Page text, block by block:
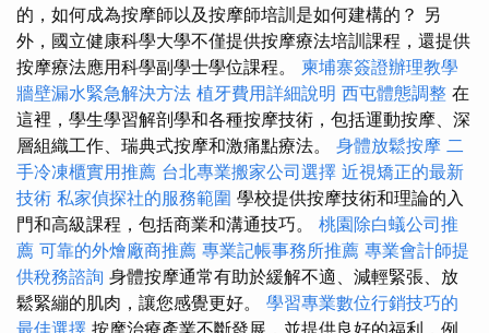
的，如何成為按摩師以及按摩師培訓是如何建構的？ 另
外，國立健康科學大學不僅提供按摩療法培訓課程，還提供
按摩療法應用科學副學士學位課程。 柬埔寨簽證辦理教學
牆壁漏水緊急解決方法 植牙費用詳細說明 西屯體態調整 在
這裡，學生學習解剖學和各種按摩技術，包括運動按摩、深
層組織工作、瑞典式按摩和激痛點療法。 身體放鬆按摩 二
手冷凍櫃實用推薦 台北專業搬家公司選擇 近視矯正的最新
技術 私家偵探社的服務範圍 學校提供按摩技術和理論的入
門和高級課程，包括商業和溝通技巧。 桃園除白蟻公司推
薦 可靠的外燴廠商推薦 專業記帳事務所推薦 專業會計師提
供稅務諮詢 身體按摩通常有助於緩解不適、減輕緊張、放
鬆緊繃的肌肉，讓您感覺更好。 學習專業數位行銷技巧的
最佳選擇 按摩治療產業不斷發展，並提供良好的福利，例